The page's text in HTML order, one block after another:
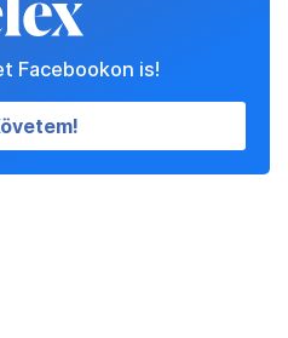
Facebookon is!